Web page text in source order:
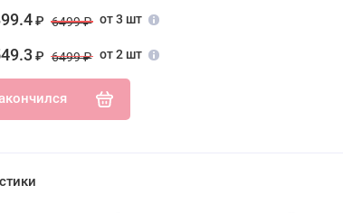
₽ 6499 ₽ от 3 шт
₽ 6499 ₽ от 2 шт